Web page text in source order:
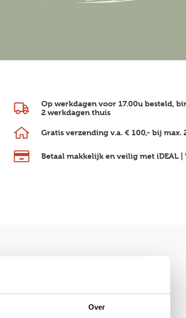
Over
Op werkdagen voor 17.00u besteld,
2 werkdagen thuis
Gratis verzending v.a.€ 100,- bij max.
Betaal makkelijk en veiligmet iDEAL |